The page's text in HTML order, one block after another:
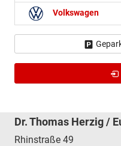
Volkswagen
Dr. Thomas Herzig /
Rhinstraße 49